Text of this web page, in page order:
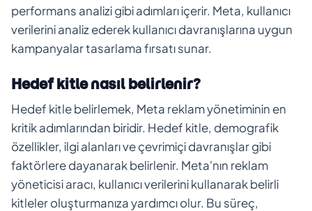
performans analizi gibi adımları içerir. Meta, kullanıcı
verilerini analiz ederek kullanıcı davranışlarına uygun
kampanyalar tasarlama fırsatı sunar.
Hedef kitle nasıl belirlenir?
Hedef kitle belirlemek, Meta reklam yönetiminin en
kritik adımlarından biridir. Hedef kitle, demografik
özellikler, ilgi alanları ve çevrimiçi davranışlar gibi
faktörlere dayanarak belirlenir. Meta'nın reklam
yöneticisi aracı, kullanıcı verilerini kullanarak belirli
kitleler oluşturmanıza yardımcı olur. Bu süreç,